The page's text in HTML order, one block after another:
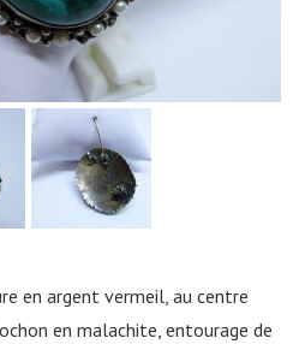
en argent vermeil, au centre
en malachite, entourage de